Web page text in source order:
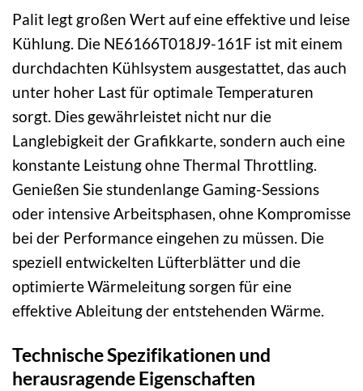
Palit legt großen Wert auf eine effektive und leise
Kühlung. Die NE6166T018J9-161F ist mit einem
durchdachten Kühlsystem ausgestattet, das auch
unter hoher Last für optimale Temperaturen
sorgt. Dies gewährleistet nicht nur die
Langlebigkeit der Grafikkarte, sondern auch eine
konstante Leistung ohne Thermal Throttling.
Genießen Sie stundenlange Gaming-Sessions
oder intensive Arbeitsphasen, ohne Kompromisse
bei der Performance eingehen zu müssen. Die
speziell entwickelten Lüfterblätter und die
optimierte Wärmeleitung sorgen für eine
effektive Ableitung der entstehenden Wärme.
Technische Spezifikationen und
herausragende Eigenschaften